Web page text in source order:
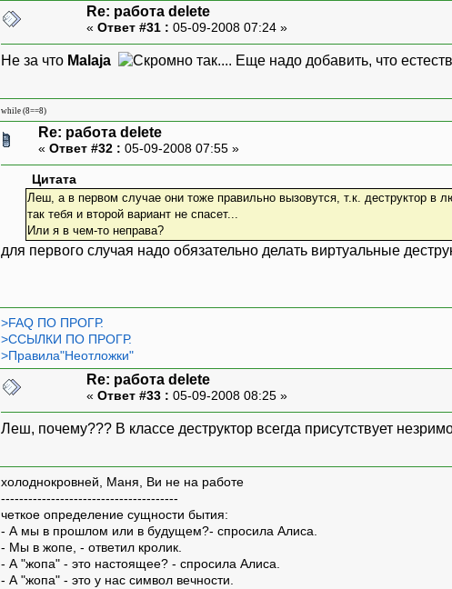
Re: работа delete
« Ответ #31 : 05-09-2008 07:24 »
Не за что Malaja . Еще надо добавить, что
while (8==8)
Re: работа delete
« Ответ #32 : 05-09-2008 07:55 »
Цитата
Леш, а в первом случае они тоже правильно вызовутся, т.к. деструктор в
так тебя и второй вариант не спасет...
Или я в чем-то неправа?
для первого случая надо обязательно делать виртуальные
>FAQ ПО ПРОГР.
>ССЫЛКИ ПО ПРОГР.
>Правила"Неотложки"
Re: работа delete
« Ответ #33 : 05-09-2008 08:25 »
Леш, почему??? В классе деструктор всегда присутствует
холоднокровней, Маня, Ви не на работе
---------------------------------------
четкое определение сущности бытия:
- А мы в прошлом или в будущем?- спросила Алиса.
- Мы в жопе, - ответил кролик.
- А "жопа" - это настоящее? - спросила Алиса.
- А "жопа" - это у нас символ вечности.